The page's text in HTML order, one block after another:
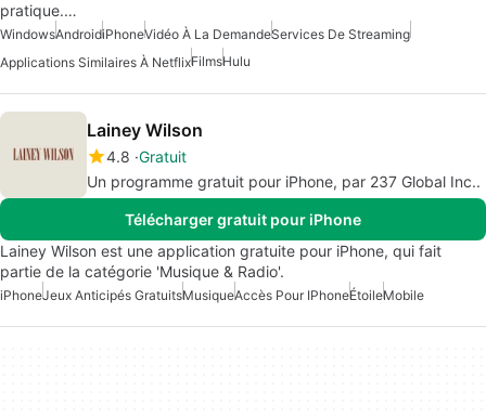
pratique.…
WindowsAndroidiPhoneVidéo À La DemandeServices De Streaming
Applications Similaires À NetflixFilmsHulu
Lainey Wilson
4.8 Gratuit
Un programme gratuit pour iPhone, par 237 Global Inc..
Télécharger gratuit pour iPhone
Lainey Wilson est une application gratuite pour iPhone, qui fait
partie de la catégorie 'Musique & Radio'.
iPhoneJeux Anticipés GratuitsMusiqueAccès Pour IPhoneÉtoileMobile